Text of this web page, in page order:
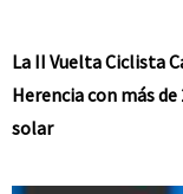
La II Vuelta Ciclista
Herencia con más
solar